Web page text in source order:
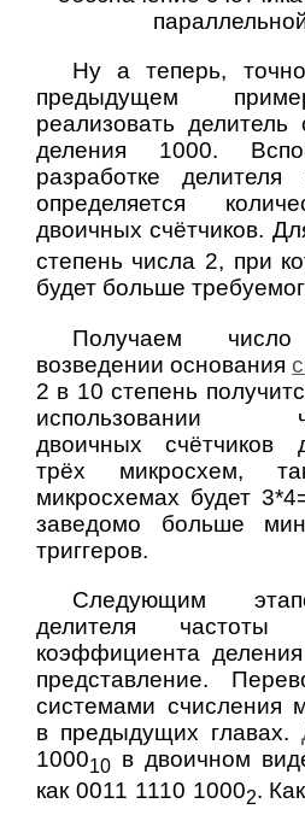
Ну а теперь,
предыдущем
реализовать
деления 1000.
разработке делителя
определяется
двоичных счётчиков.
степень числа 2, при
будет больше
Получаем
возведении основания
2 в 10 степень
использовании
двоичных счётчиков
трёх микросхем,
микросхемах будет
заведомо больше
триггеров.
Следующим
делителя частоты
коэффициента
представление.
системами счисления
в предыдущих главах.
100010в двоичном
как 0011 1110 10002.